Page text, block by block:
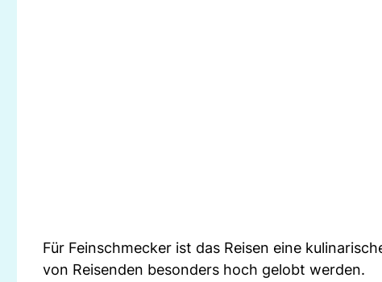
Für Feinschmecker ist das Reisen eine
von Reisenden besonders hoch gelobt werden.